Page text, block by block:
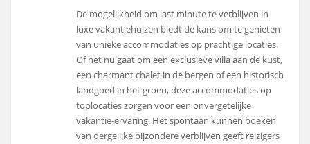
De mogelijkheid om last minute te verblijven in
luxe vakantiehuizen biedt de kans om te genieten
van unieke accommodaties op prachtige locaties.
Of het nu gaat om een exclusieve villa aan de kust,
een charmant chalet in de bergen of een historisch
landgoed in het groen, deze accommodaties op
toplocaties zorgen voor een onvergetelijke
vakantie-ervaring. Het spontaan kunnen boeken
van dergelijke bijzondere verblijven geeft reizigers